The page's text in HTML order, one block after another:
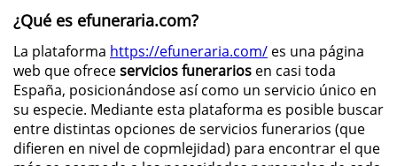
¿Qué es efuneraria.com?
La plataforma https://efuneraria.com/ es una página
web que ofreceservicios funerarios en casi toda
España, posicionándose así como un servicio único en
su especie. Mediante esta plataforma es posible buscar
entre distintas opciones de servicios funerarios (que
difieren en nivel de copmlejidad) para encontrar el que